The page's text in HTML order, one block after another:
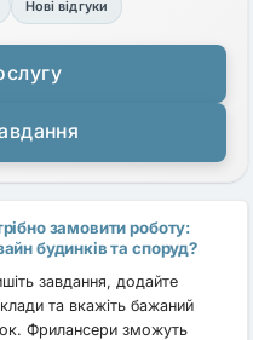
Нові відгуки
замовити роботу:
будинків та споруд?
завдання, додайте
та вкажіть бажаний
Фрилансери зможуть